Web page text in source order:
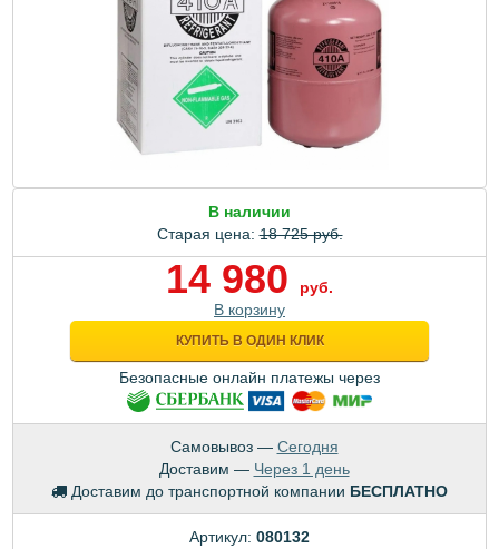
В наличии
Старая цена:18 725 руб.
14 980
руб.
В корзину
КУПИТЬ В ОДИН КЛИК
Безопасные онлайн платежы через
Самовывоз — Сегодня
Доставим — Через 1 день
Доставим до транспортной компании БЕСПЛАТНО
Артикул: 080132